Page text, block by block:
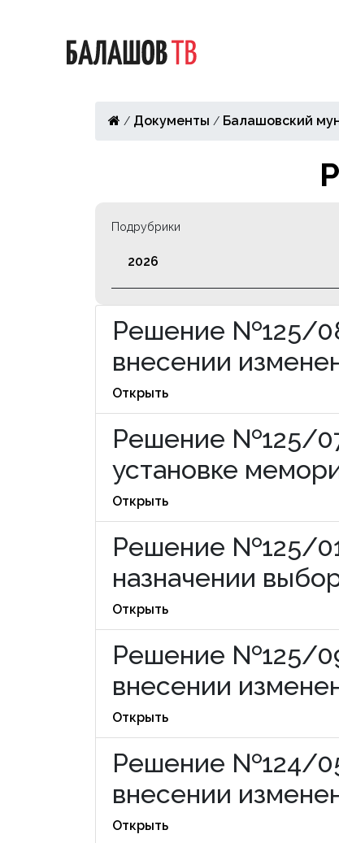
/ Документы / Балашовский
Подрубрики
2026
Решение №125/
внесении
Открыть
Решение №125/
установке
Открыть
Решение №125/
назначении
Открыть
Решение №125/
внесении
Открыть
Решение №124/
внесении
Открыть